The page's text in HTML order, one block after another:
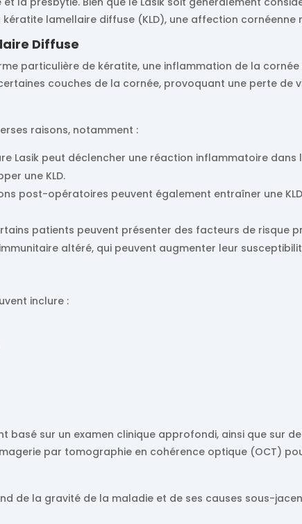
lamellaire diffuse (KLD), une affection cornéenne
Diffuse
particulière de kératite, une inflammation de la cornée
couches de la cornée, provoquant une perte de
raisons, notamment :
Lasik peut déclencher une réaction inflammatoire dans
une KLD.
post-opératoires peuvent également entraîner une
patients peuvent présenter des facteurs de risque
altéré, qui peuvent augmenter leur
inclure :
basé sur un examen clinique approfondi, ainsi que sur
par tomographie en cohérence optique (OCT)
de la gravité de la maladie et de ses causes sous-